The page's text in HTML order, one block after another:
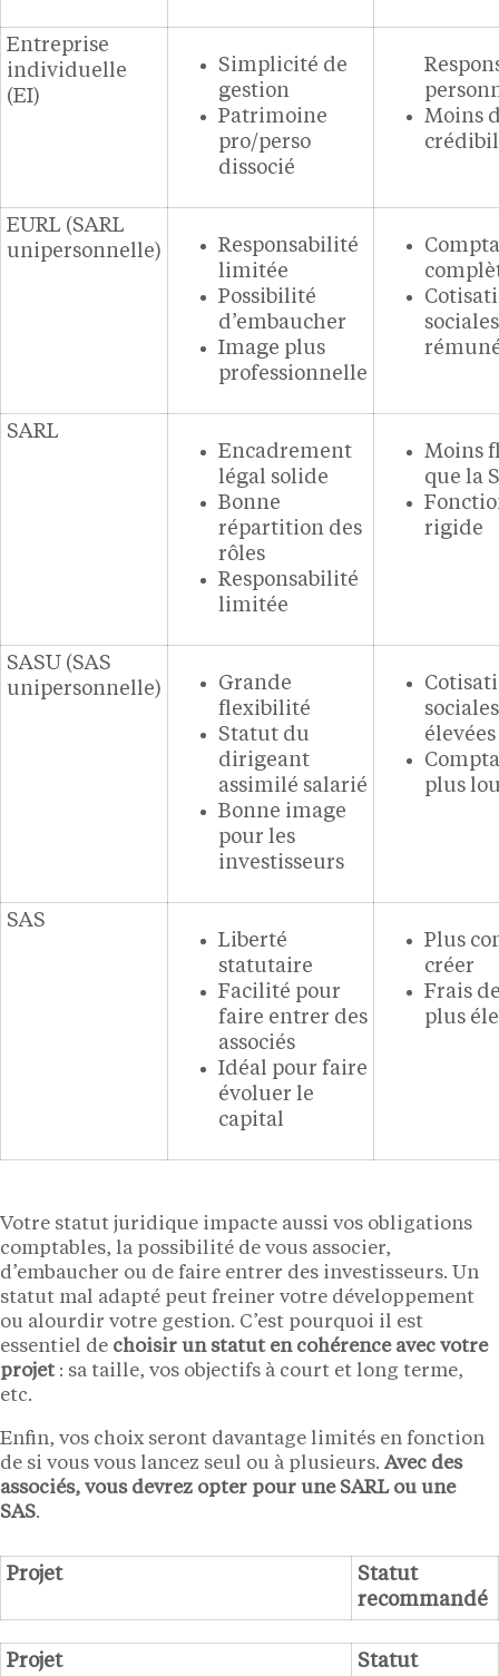
Entreprise
individuelle
(EI)
Simplicité de
gestion
Patrimoine
pro/perso
dissocié
Moins
EURL (SARL
unipersonnelle)
Responsabilité
limitée
Possibilité
d’embaucher
Image plus
professionnelle
SARL
Encadrement
légal solide
Bonne
répartition des
rôles
Responsabilité
limitée
Moins
que la
rigide
SASU (SAS
unipersonnelle)
Grande
flexibilité
Statut du
dirigeant
assimilé salarié
Bonne image
pour les
investisseurs
élevées
plus
SAS
Liberté
statutaire
Facilité pour
faire entrer des
associés
Idéal pour faire
évoluer le
capital
Plus
créer
Frais
plus
Votre statut juridique impacte aussi vos obligations
comptables, la possibilité de vous associer,
d’embaucher ou de faire entrer des investisseurs. Un
statut mal adapté peut freiner votre développement
ou alourdir votre gestion. C’est pourquoi il est
essentiel de choisir un statut en cohérence avec votre
projet : sa taille, vos objectifs à court et long terme,
etc.
Enfin, vos choix seront davantage limités en fonction
de si vous vous lancez seul ou à plusieurs. Avec des
associés, vous devrez opter pour une SARL ou une
SAS.
Projet
Statut
recommandé
Projet
Statut